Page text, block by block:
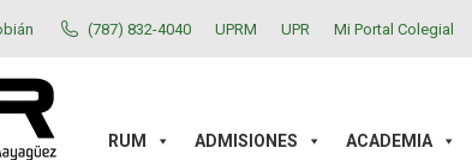
(787) 832-4040 UPRM UPR Mi Portal Colegial
RUM ADMISIONES ACADEMIA